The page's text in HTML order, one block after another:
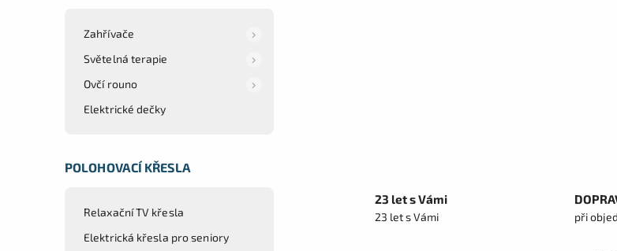
Zahřívače
Světelná terapie
Ovčí rouno
Elektrické dečky
POLOHOVACÍ KŘESLA
Relaxační TV křesla
Elektrická křesla pro seniory
23 let s Vámi
23 let s Vámi při